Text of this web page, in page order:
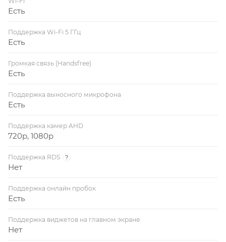
Есть
Поддержка Wi-Fi 5 ГГц
Есть
Громкая связь (Handsfree)
Есть
Поддержка выносного микрофона
Есть
Поддержка камер AHD
720p, 1080p
Поддержка RDS ?
Нет
Поддержка онлайн пробок
Есть
Поддержка виджетов на главном экране
Нет